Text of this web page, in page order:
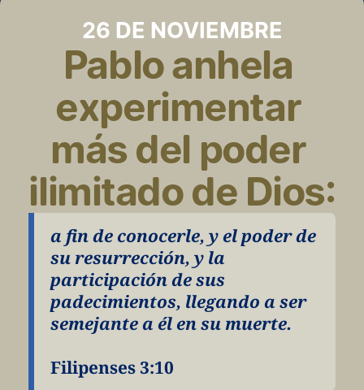
26 DE NOVIEMBRE
Pablo anhela
experimentar
más del poder
ilimitado de Dios:
a fin de conocerle, y el poder de
su resurrección, y la
participación de sus
padecimientos, llegando a ser
semejante a él en su muerte.
Filipenses 3:10